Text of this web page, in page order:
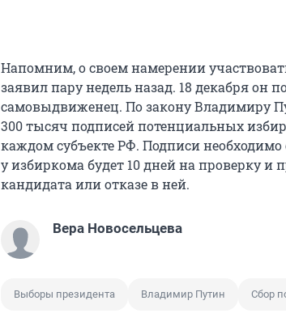
Напомним, о своем намерении
заявил пару недель назад. 18 декабря он
самовыдвиженец. По закону Владимиру
300 тысяч подписей потенциальных
каждом субъекте РФ. Подписи необходимо
у избиркома будет 10 дней на проверку и
кандидата или отказе в ней.
Вера Новосельцева
Выборы президента Владимир Путин Сбор